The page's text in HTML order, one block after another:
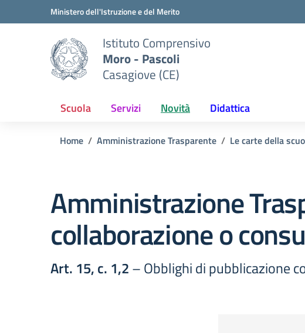
Vai ai contenuti
Vai al menu di navigazioneMinistero dell'Istruzione e del Merito
Istituto Comprensivo
Moro - Pascoli
Casagiove (CE)
Scuola Servizi Novità Didattica
Home Amministrazione Trasparente Le carte della
Amministrazione
collaborazione o
Art. 15, c. 1,2– Obblighi di pubblicazione